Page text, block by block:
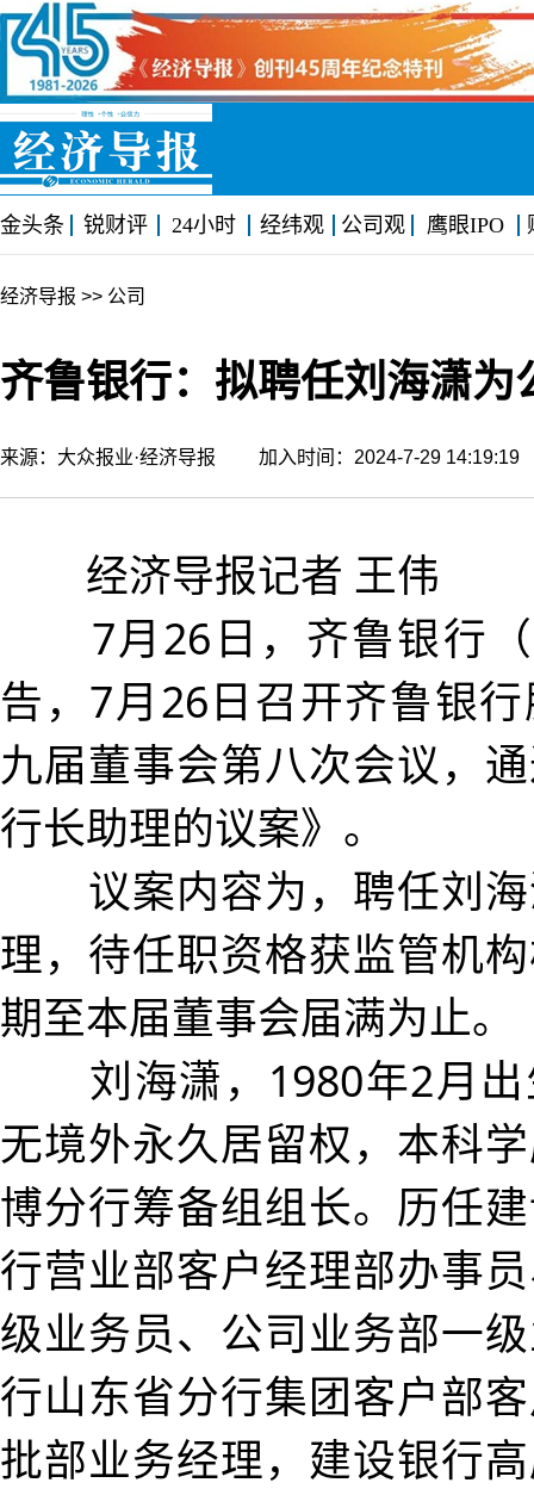
金头条 锐财评 24小时 经纬观 公司观 鹰眼IPO
经济导报 >> 公司
齐鲁银行：拟聘任刘海潇为
来源：大众报业·经济导报 加入时间：2024-7-29
经济导报记者 王伟
7月26日，齐鲁银行（
告，7月26日召开齐鲁银
九届董事会第八次会议，
行长助理的议案》。
议案内容为，聘任刘海
理，待任职资格获监管机
期至本届董事会届满为止。
刘海潇，1980年2月出
无境外永久居留权，本科
博分行筹备组组长。历任
行营业部客户经理部办事
级业务员、公司业务部一
行山东省分行集团客户部
批部业务经理，建设银行